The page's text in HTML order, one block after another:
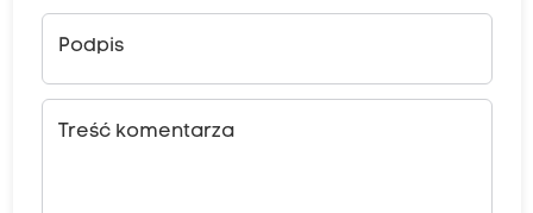
Podpis
Treść komentarza